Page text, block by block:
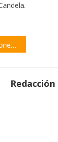
su gestión
Redacción